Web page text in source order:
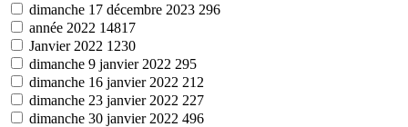
dimanche 17 décembre 2023 296
année 2022 14817
Janvier 2022 1230
dimanche 9 janvier 2022 295
dimanche 16 janvier 2022 212
dimanche 23 janvier 2022 227
dimanche 30 janvier 2022 496